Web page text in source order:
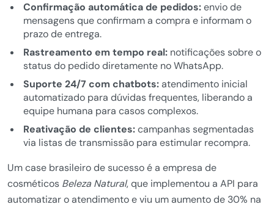
Confirmação automática de pedidos:envio de
mensagens que confirmam a compra e informam o
prazo de entrega.
Rastreamento em tempo real:notificações sobre o
status do pedido diretamente no WhatsApp.
Suporte 24/7 com chatbots:atendimento inicial
automatizado para dúvidas frequentes, liberando a
equipe humana para casos complexos.
Reativação de clientes:campanhas segmentadas
via listas de transmissão para estimular recompra.
Um case brasileiro de sucesso é a empresa de
cosméticos Beleza Natural, que implementou a API para
automatizar o atendimento e viu um aumento de 30% na